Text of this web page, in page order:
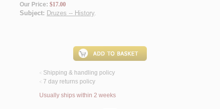
Our Price: $17.00
Subject: Druzes -- History.
< Shipping & handling policy
< 7 day returns policy
Usually ships within 2 weeks